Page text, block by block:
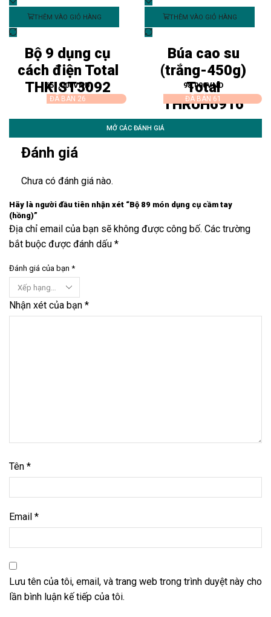
THÊM VÀO GIỎ HÀNG
Bộ 9 dụng cụ
cách điện Total
THKIST3092
651,000 VND
ĐÃ BÁN 26
THÊM VÀO GIỎ HÀNG
Búa cao su
(trắng-450g)
Total
THRUH6916
98,000VND
ĐÃ BÁN 61
MỞ CÁC ĐÁNH GIÁ
Đánh giá
Chưa có đánh giá nào.
Hãy là người đầu tiên nhận xét “Bộ 89 món dụng cụ cầm tay
(hồng)”
Địa chỉ email của bạn sẽ không được công bố. Các trường
bắt buộc được đánh dấu *
Đánh giá của bạn *
Nhận xét của bạn *
Tên *
Email *
Lưu tên của tôi, email, và trang web trong trình duyệt này cho
lần bình luận kế tiếp của tôi.